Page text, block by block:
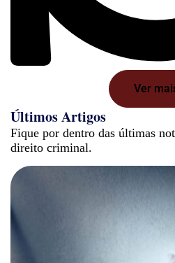
Ver
Últimos Artigos
Fique por dentro das últimas
direito criminal.